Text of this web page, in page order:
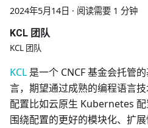
2024年5月14日 · 阅读需要 1 分钟
KCL 团队
KCL 团队
KCL 是一个 CNCF 基金会托管
言，期望通过成熟的编程语言
配置比如云原生 Kubernetes
围绕配置的更好的模块化、扩